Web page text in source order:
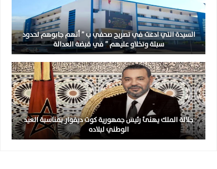
السيدة التي ادعت في تصريح صحفي ب ” أنهم جابوهم لحدود
سبتة وتخلاو عليهم ” في قبضة العدالة
جلالة الملك يهنئ رئيس جمهورية كوت ديفوار بمناسبة العيد
الوطني لبلاده